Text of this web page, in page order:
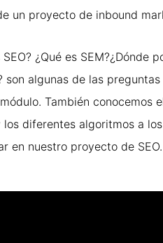
un proyecto de inbound
SEO? ¿Qué es SEM?¿Dónde
son algunas de las
También conocemos
los diferentes algoritmos a
en nuestro proyecto de SEO.